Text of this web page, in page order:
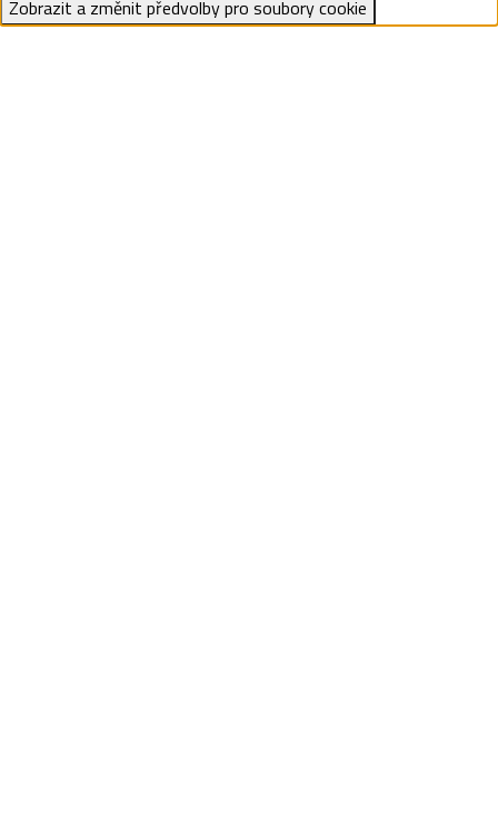
Zobrazit a změnit předvolby pro soubory cookie